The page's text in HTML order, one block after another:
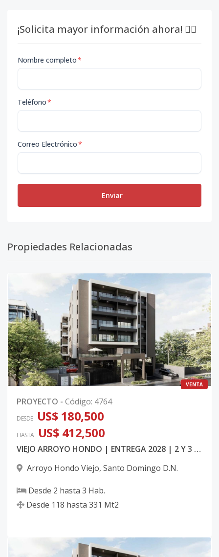
¡Solicita mayor información ahora! 👇🏽
Nombre completo*
Teléfono*
Correo Electrónico*
Enviar
Propiedades Relacionadas
VENTA
PROYECTO - Código: 4764
DESDE US$ 180,500
HASTA US$ 412,500
VIEJO ARROYO HONDO | ENTREGA 2028 | 2 Y 3 HAB
Arroyo Hondo Viejo, Santo Domingo D.N.
Desde 2 hasta 3 Hab.
Desde 118 hasta 331 Mt2